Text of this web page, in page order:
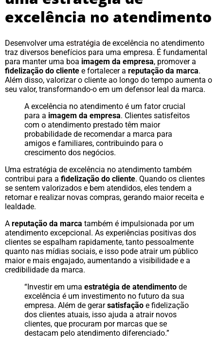
excelência no atendimento
Desenvolver uma estratégia de excelência no atendimento
traz diversos benefícios para uma empresa. É fundamental
para manter uma boa imagem da empresa, promover a
fidelização do cliente e fortalecer a reputação da marca.
Além disso, valorizar o cliente ao longo do tempo aumenta o
seu valor, transformando-o em um defensor leal da marca.
A excelência no atendimento é um fator crucial
para a imagem da empresa. Clientes satisfeitos
com o atendimento prestado têm maior
probabilidade de recomendar a marca para
amigos e familiares, contribuindo para o
crescimento dos negócios.
Uma estratégia de excelência no atendimento também
contribui para a fidelização do cliente. Quando os clientes
se sentem valorizados e bem atendidos, eles tendem a
retornar e realizar novas compras, gerando maior receita e
lealdade.
A reputação da marca também é impulsionada por um
atendimento excepcional. As experiências positivas dos
clientes se espalham rapidamente, tanto pessoalmente
quanto nas mídias sociais, e isso pode atrair um público
maior e mais engajado, aumentando a visibilidade e a
credibilidade da marca.
“Investir em uma estratégia de atendimento de
excelência é um investimento no futuro da sua
empresa. Além de gerarsatisfação e fidelização
dos clientes atuais, isso ajuda a atrair novos
clientes, que procuram por marcas que se
destacam pelo atendimento diferenciado.”